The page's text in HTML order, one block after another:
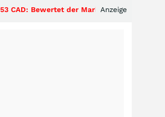
der Markt noch immer nur die Hälfte
Anzeige